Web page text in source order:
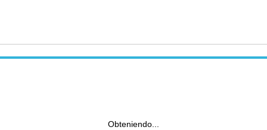
Obteniendo...